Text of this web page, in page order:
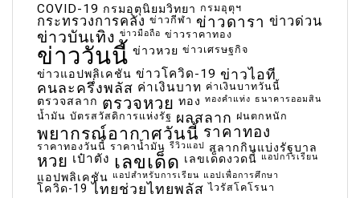
COVID-19 กรมอุตุนิยมวิทยา กรมอุตุฯ
กระทรวงการคลัง ข่าวกีฬา ข่าวดารา ข่าวด่วน
ข่าวบันเทิง ข่าวมือถือ ข่าวราคาทอง
ข่าววันนี้ ข่าวหวย ข่าวเศรษฐกิจ
ข่าวแอปพลิเคชัน ข่าวโควิด-19 ข่าวไอที
คนละครึ่งพลัส ค่าเงินบาท ค่าเงินบาทวันนี้
ตรวจสลาก ตรวจหวย ทอง ทองคำแท่ง ธนาคารออมสิน
น้ำมัน บัตรสวัสดิการแห่งรัฐ ผลสลาก ฝนตกหนัก
พยากรณ์อากาศวันนี้ ราคาทอง
ราคาทองวันนี้ ราคาน้ำมัน รีวิวแอป สลากกินแบ่งรัฐบาล
หวย เป๋าตัง เลขเด็ด เลขเด็ดงวดนี้ แอปการเรียน
แอปพลิเคชัน แอปสำหรับการเรียน แอปเพื่อการศึกษา
โควิด-19 ไทยช่วยไทยพลัส ไวรัสโคโรนา